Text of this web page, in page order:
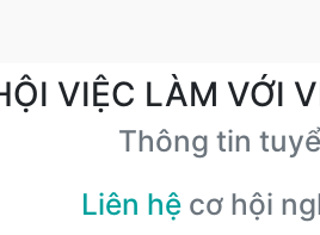
VIỆC LÀM VỚI
Thông tin
Liên hệ cơ hội